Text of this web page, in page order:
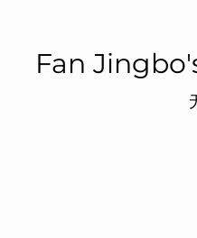
Fan